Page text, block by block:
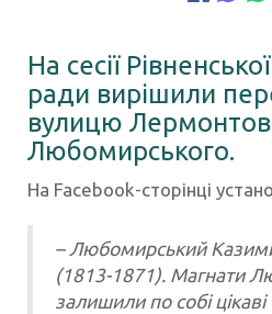
На сесії
ради вирішили
вулицю
Любомирського.
На Facebook-сторінці
– Любомирський
(1813-1871). Магнати
залишили по собі